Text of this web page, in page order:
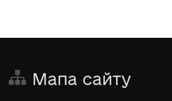
Мапа сайту